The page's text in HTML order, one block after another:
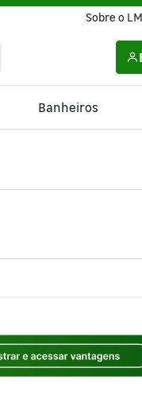
Sobre o
Banheiros